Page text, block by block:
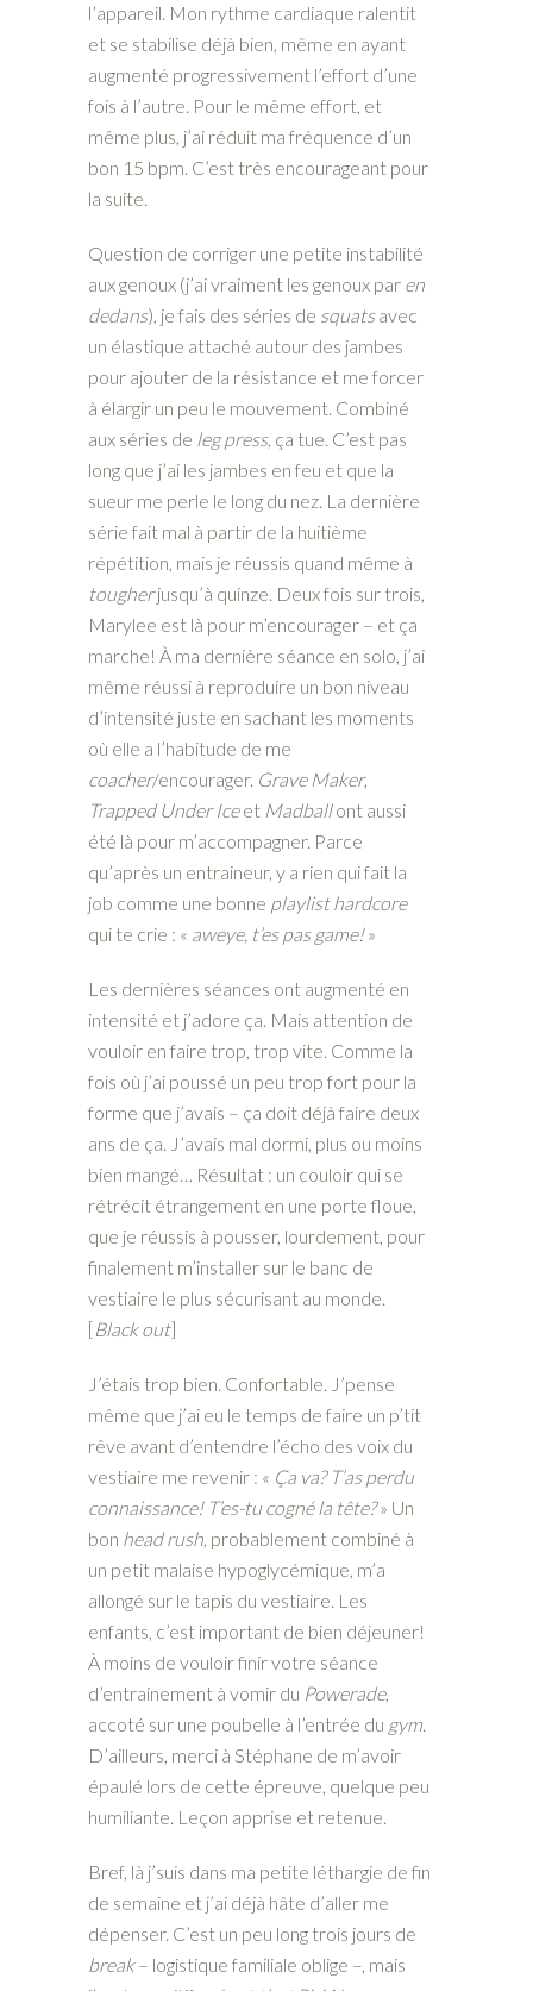
l’appareil. Mon rythme cardiaque ralentit
et se stabilise déjà bien, même en ayant
augmenté progressivement l’effort d’une
fois à l’autre. Pour le même effort, et
même plus, j’ai réduit ma fréquence d’un
bon 15 bpm. C’est très encourageant pour
la suite.
Question de corriger une petite instabilité
aux genoux (j’ai vraiment les genoux par en
dedans), je fais des séries de squatsavec
un élastique attaché autour des jambes
pour ajouter de la résistance et me forcer
à élargir un peu le mouvement. Combiné
aux séries de leg press, ça tue. C’est pas
long que j’ai les jambes en feu et que la
sueur me perle le long du nez. La dernière
série fait mal à partir de la huitième
répétition, mais je réussis quand même à
tougherjusqu’à quinze. Deux fois sur trois,
Marylee est là pour m’encourager – et ça
marche! À ma dernière séance en solo, j’ai
même réussi à reproduire un bon niveau
d’intensité juste en sachant les moments
où elle a l’habitude de me
coacher/encourager. Grave Maker,
Trapped Under Iceet Madballont aussi
été là pour m’accompagner. Parce
qu’après un entraineur, y a rien qui fait la
job comme une bonne playlist hardcore
qui te crie : « aweye, t’es pas game!»
Les dernières séances ont augmenté en
intensité et j’adore ça. Mais attention de
vouloir en faire trop, trop vite. Comme la
fois où j’ai poussé un peu trop fort pour la
forme que j’avais – ça doit déjà faire deux
ans de ça. J’avais mal dormi, plus ou moins
bien mangé… Résultat : un couloir qui se
rétrécit étrangement en une porte floue,
que je réussis à pousser, lourdement, pour
finalement m’installer sur le banc de
vestiaire le plus sécurisant au monde.
[Black out]
J’étais trop bien. Confortable. J’pense
même que j’ai eu le temps de faire un p’tit
rêve avant d’entendre l’écho des voix du
vestiaire me revenir : « Ça va? T’as perdu
connaissance! T’es-tu cogné la tête?» Un
bon head rush, probablement combiné à
un petit malaise hypoglycémique, m’a
allongé sur le tapis du vestiaire. Les
enfants, c’est important de bien déjeuner!
À moins de vouloir finir votre séance
d’entrainement à vomir du Powerade,
accoté sur une poubelle à l’entrée du gym.
D’ailleurs, merci à Stéphane de m’avoir
épaulé lors de cette épreuve, quelque peu
humiliante. Leçon apprise et retenue.
Bref, là j’suis dans ma petite léthargie de fin
de semaine et j’ai déjà hâte d’aller me
dépenser. C’est un peu long trois jours de
break– logistique familiale oblige –, mais